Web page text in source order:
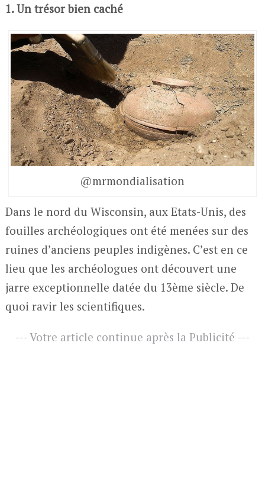
1. Un trésor bien caché
@mrmondialisation
Dans le nord du Wisconsin, aux Etats-Unis, des
fouilles archéologiques ont été menées sur des
ruines d’anciens peuples indigènes. C’est en ce
lieu que les archéologues ont découvert une
jarre exceptionnelle datée du 13ème siècle. De
quoi ravir les scientifiques.
--- Votre article continue après la Publicité ---